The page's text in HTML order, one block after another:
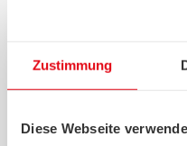
Zustimmung
Diese Webseite
Brennstoffdurchsatz
Elektrische
Leistung